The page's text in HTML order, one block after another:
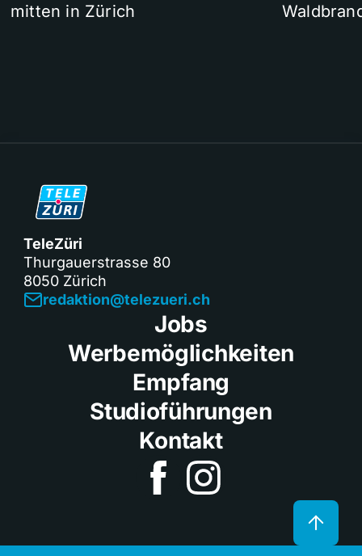
mitten in Zürich
TeleZüri
Thurgauerstrasse 80
8050 Zürich
redaktion@telezueri.ch
Jobs
Werbemöglichkeiten
Empfang
Studioführungen
Kontakt